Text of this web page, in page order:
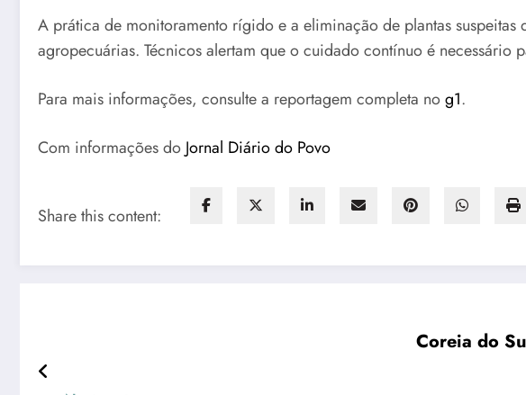
A prática de monitoramento rígido e a eliminação de plantas
agropecuárias. Técnicos alertam que o cuidado contínuo é necessário
Para mais informações, consulte a reportagem completa nog1.
Com informações do Jornal Diário do Povo
Share this content:
Coreia do